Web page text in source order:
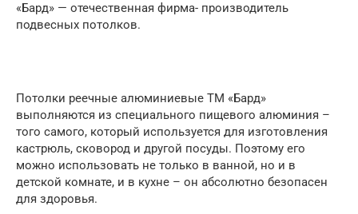
«Бард» — отечественная фирма- производитель
подвесных потолков.
Потолки реечные алюминиевые ТМ «Бард»
выполняются из специального пищевого алюминия –
того самого, который используется для изготовления
кастрюль, сковород и другой посуды. Поэтому его
можно использовать не только в ванной, но и в
детской комнате, и в кухне – он абсолютно безопасен
для здоровья.